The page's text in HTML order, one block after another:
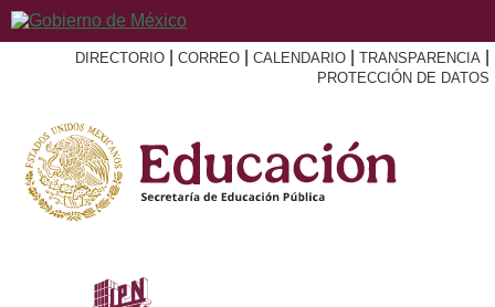
DIRECTORIO CORREO CALENDARIO TRANSPARENCIA
PROTECCIÓN DE DATOS